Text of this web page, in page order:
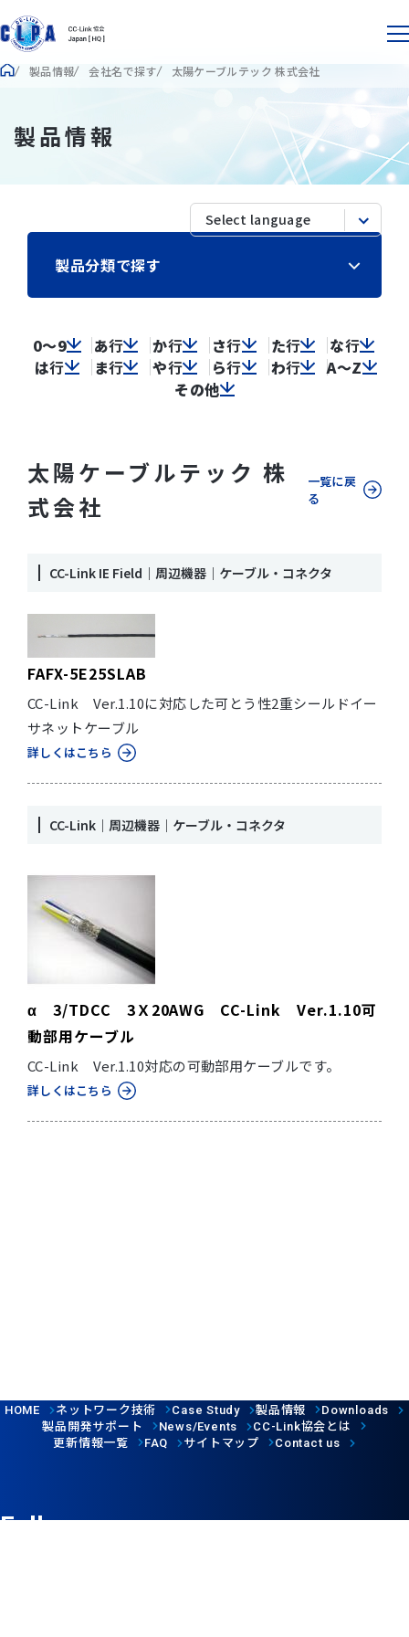
製品情報 会社名で探す 太陽ケーブルテック 株式会社
製品情報
製品分類で探す
0～9 あ行 か行 さ行 た行 な行
は行 ま行 や行 ら行 わ行
A～Z
その他
太陽ケーブルテック 株
式会社
一覧に戻
る
CC-Link IE Field｜周辺機器｜ケーブル・コネクタ
FAFX-5E25SLAB
CC-Link Ver.1.10に対応した可とう性2重シールドイー
サネットケーブル
詳しくはこちら
CC-Link｜周辺機器｜ケーブル・コネクタ
α 3/TDCC 3Ｘ20AWG CC-Link Ver.1.10可
動部用ケーブル
CC-Link Ver.1.10対応の可動部用ケーブルです。
詳しくはこちら
HOME ネットワーク技術 Case Study 製品情報 Downloads
製品開発サポート News/Events CC-Link協会とは
更新情報一覧
FAQ サイトマップ Contact us
Follow us